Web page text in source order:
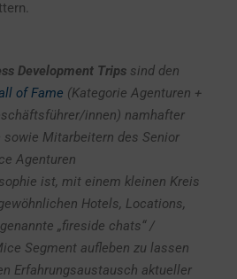
Development Trips sind den
of Fame (Kategorie Agenturen +
innen) namhafter
sowie Mitarbeitern des Senior
Agenturen
ist, mit einem kleinen Kreis
Hotels, Locations,
„fireside chats“ /
Segment aufleben zu lassen
Erfahrungsaustausch aktueller